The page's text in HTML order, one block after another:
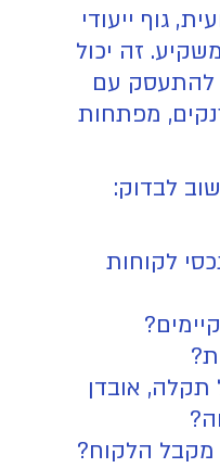
גוף ייעודי
זה יכול
להתעסק עם
מפתחות
לבדוק:
לקוחות
אובדן
מקבל הלקוח?